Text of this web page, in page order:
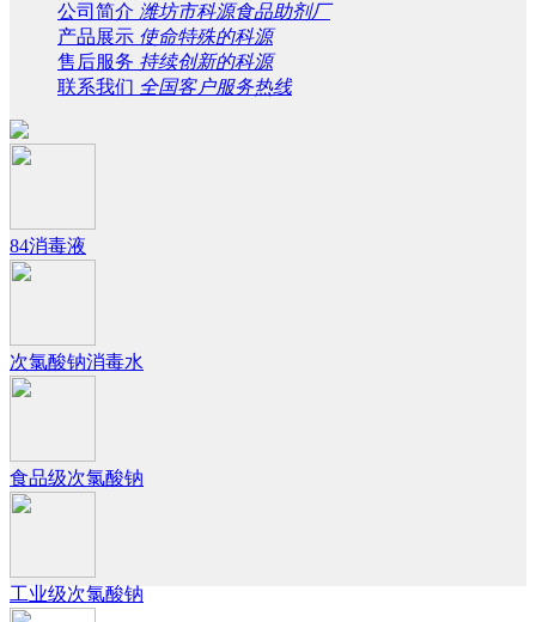
公司简介 潍坊市科源食品助剂厂
产品展示 使命特殊的科源
售后服务 持续创新的科源
联系我们 全国客户服务热线
84消毒液
次氯酸钠消毒水
食品级次氯酸钠
工业级次氯酸钠